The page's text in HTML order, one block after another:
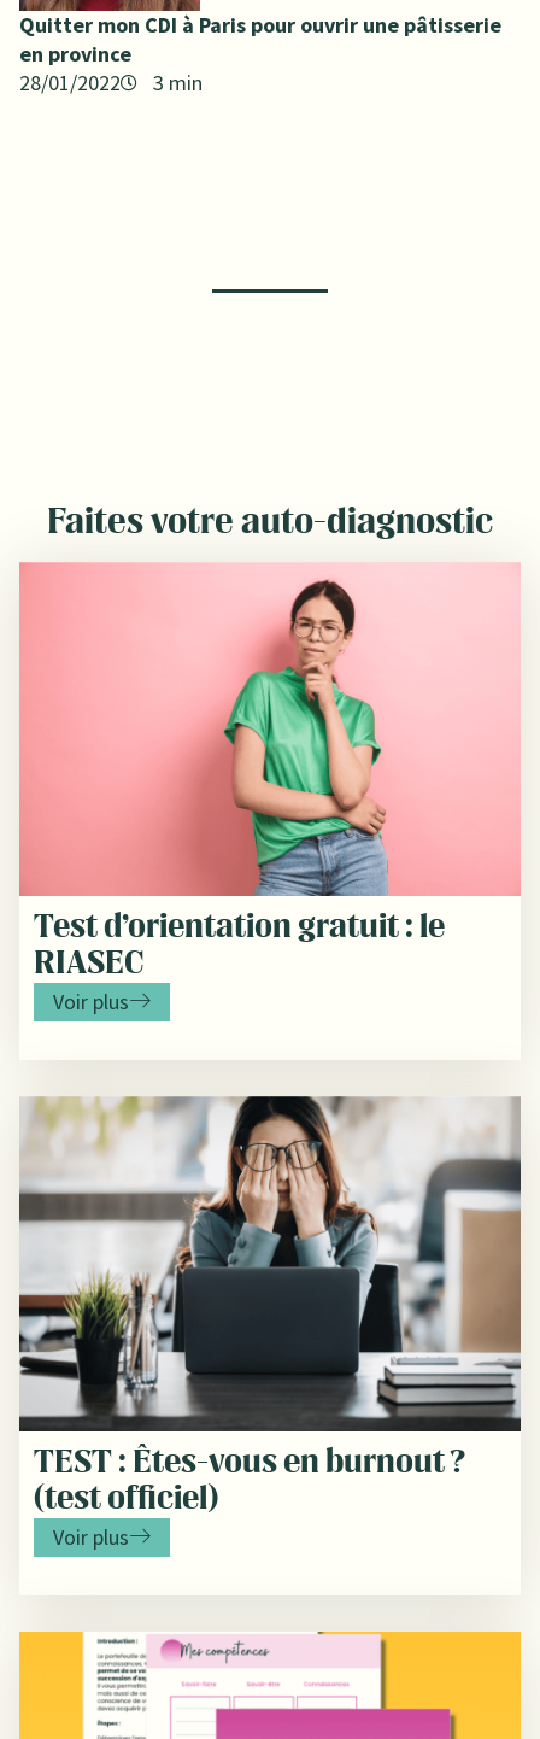
Quitter mon CDI à Paris pour ouvrir une pâtisserie
en province
28/01/2022
Faites votre auto-diagnostic
Test d’orientation gratuit : le
RIASEC
Voir plus
TEST : Êtes-vous en burnout ?
(test officiel)
Voir plus